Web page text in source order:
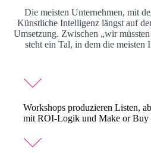
Die meisten Unternehmen, mit
Künstliche Intelligenz längst auf
Umsetzung. Zwischen „wir
steht ein Tal, in dem die meisten
Workshops produzieren Listen,
mit ROI-Logik und Make or Buy